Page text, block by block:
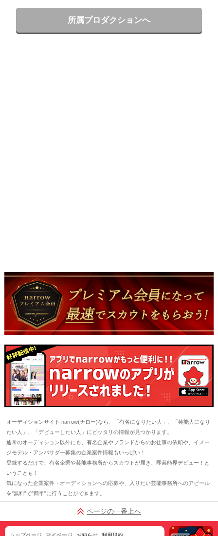
所属プロダクションへ
オーディションサイト narrow(ナロー)なら、「有名になりたい人」、「芸能人になり
たい人」、「デビューしたい人」にピッタリの情報が見つかります。
通常のオーディション以外にも、有名企業やブランドからのお仕事の依頼や、イメー
ジモデル・アンバサダー募集の企業案件情報もいっぱい！
登録するだけで、有名企業や芸能事務所からスカウトが届き、即芸能界デビュー！と
いうことも！
気になった企業案件・オーディションへの応募や、入りたい芸能事務所へのアピール
を"無料"で"簡単"に行うことができます。
ページの一番上へ